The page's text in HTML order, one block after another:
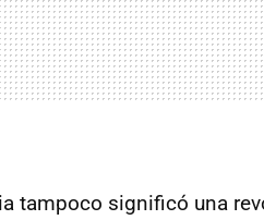
tampoco significó una